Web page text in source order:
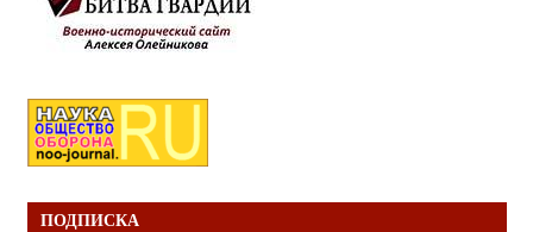
ПОДПИСКА